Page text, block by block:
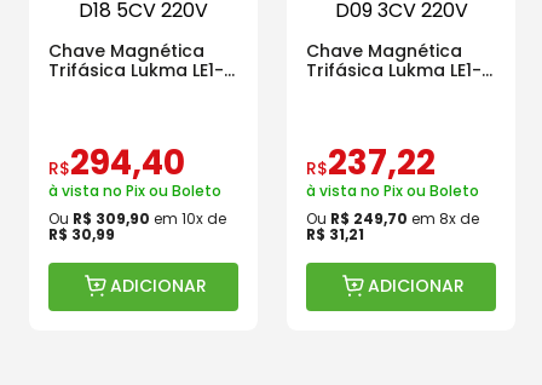
Chave Magnética
Trifásica Lukma LE1-
R$294,40
à vista no Pix ou Boleto
Ou R$ 309,90 em 10x de
R$ 30,99
ADICIONAR
Chave Magnética
Trifásica Lukma LE1-
R$237,22
à vista no Pix ou Boleto
Ou R$ 249,70 em 8x de
R$ 31,21
ADICIONAR